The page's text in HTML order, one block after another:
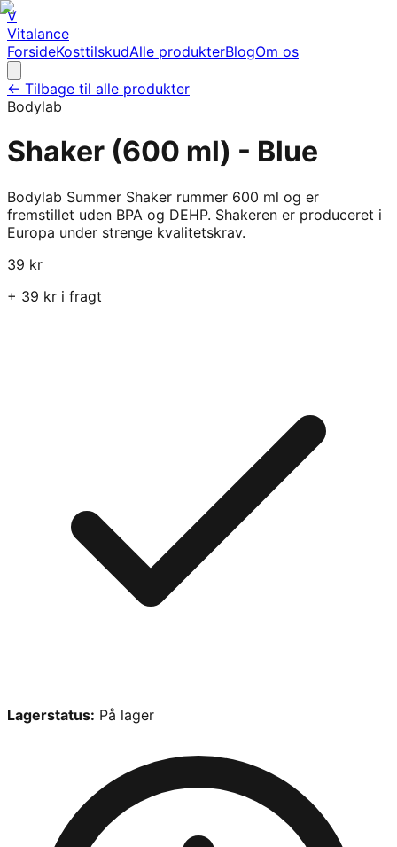
V
Vitalance
ForsideKosttilskudAlle produkterBlogOm os
← Tilbage til alle produkter
Bodylab
Shaker (600 ml) - Blue
Bodylab Summer Shaker rummer 600 ml og er
fremstillet uden BPA og DEHP. Shakeren er produceret i
Europa under strenge kvalitetskrav.
39 kr
+ 39 kr i fragt
Lagerstatus: På lager